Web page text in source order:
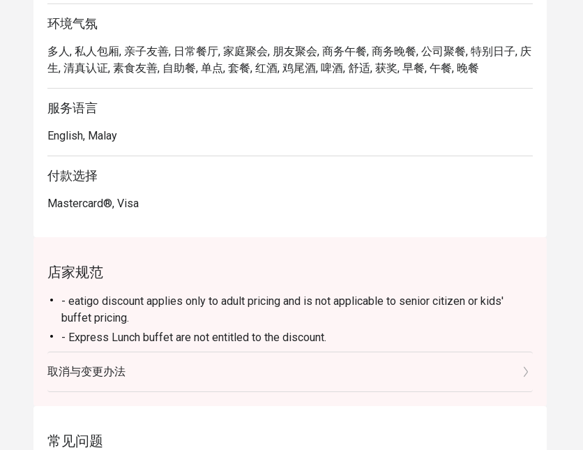
丰盛的自助餐台，设有现场烹饪台和缤纷多彩的甜品吧，邀请您前来探索无穷的美味。
舒适又充满现代感的环境，无论何时前来，都能为您提供恰到好处的用餐氛围。
无论是轻松的家庭自助餐、朋友间的休闲小聚，还是一人独享的惬意美食，这里都是您的理想之
选。
环境气氛
多人, 私人包厢, 亲子友善, 日常餐厅, 家庭聚会, 朋友聚会, 商务午餐, 商务晚餐, 公司聚餐, 特别日子, 庆
生, 清真认证, 素食友善, 自助餐, 单点, 套餐, 红酒, 鸡尾酒, 啤酒, 舒适, 获奖, 早餐, 午餐, 晚餐
服务语言
English, Malay
付款选择
Mastercard®, Visa
店家规范
- eatigo discount applies only to adult pricing and is not applicable to senior citizen or kids'
buffet pricing.
- Express Lunch buffet are not entitled to the discount.
Breakfast
- 6:30am - 10:30am
Lunch
- 12:00pm – 2:30pm (Daily Lunch Buffet, Monday – Friday)
取消与变更办法
常见问题